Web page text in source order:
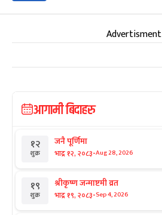
Advertisment
आगामी बिदाहरु
१२
शुक्र
जनै पूर्णिमा
भाद्र १२, २०८३-Aug 28, 2026
१९
शुक्र
श्रीकृष्ण जन्माष्टमी व्रत
भाद्र १९, २०८३-Sep 4, 2026